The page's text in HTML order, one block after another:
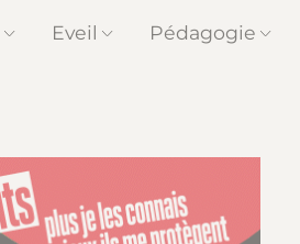
Eveil Pédagogie